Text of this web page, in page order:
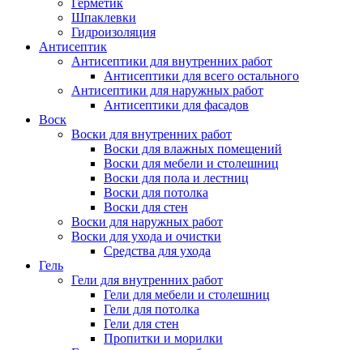
Герметик
Шпаклевки
Гидроизоляция
Антисептик
Антисептики для внутренних работ
Антисептики для всего остального
Антисептики для наружных работ
Антисептики для фасадов
Воск
Воски для внутренних работ
Воски для влажных помещений
Воски для мебели и столешниц
Воски для пола и лестниц
Воски для потолка
Воски для стен
Воски для наружных работ
Воски для ухода и очистки
Средства для ухода
Гель
Гели для внутренних работ
Гели для мебели и столешниц
Гели для потолка
Гели для стен
Пропитки и морилки